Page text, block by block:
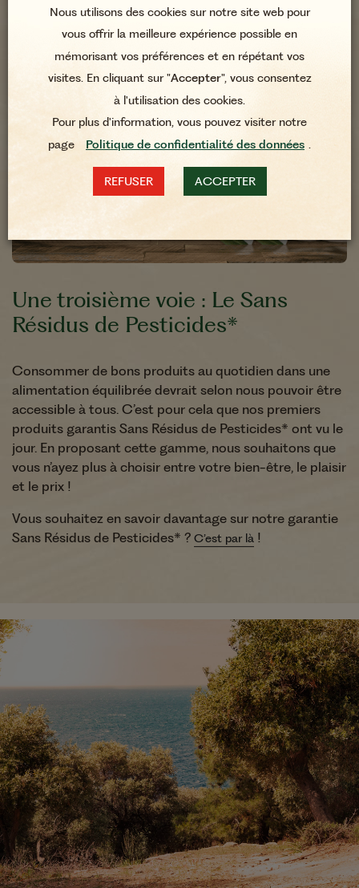
Une troisième voie : Le Sans
Résidus de Pesticides*
Consommer de bons produits au quotidien dans une
alimentation équilibrée devrait selon nous pouvoir être
accessible à tous. C’est pour cela que nos premiers
produits garantis Sans Résidus de Pesticides* ont vu le
jour. En proposant cette gamme, nous souhaitons que
vous n’ayez plus à choisir entre votre bien-être, le plaisir
et le prix !
Vous souhaitez en savoir davantage sur notre garantie
Sans Résidus de Pesticides* ? C’est par là !
Nous utilisons des cookies sur notre site web pour
vous offrir la meilleure expérience possible en
mémorisant vos préférences et en répétant vos
visites. En cliquant sur "Accepter", vous consentez
à l'utilisation des cookies.
Pour plus d'information, vous pouvez visiter notre
page
Politique de confidentialité des données .
REFUSER ACCEPTER